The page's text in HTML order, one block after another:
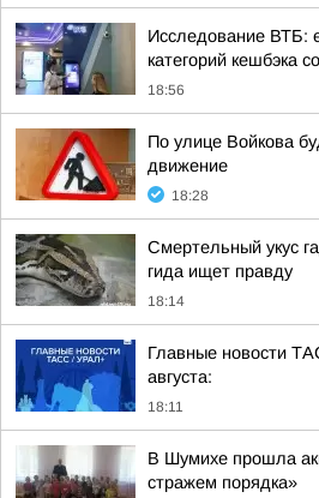
Исследование ВТБ:
категорий кешбэка
18:56
По улице Войкова
движение
18:28
Смертельный укус
гида ищет правду
18:14
Главные новости
августа:
18:11
В Шумихе прошла
стражем порядка»